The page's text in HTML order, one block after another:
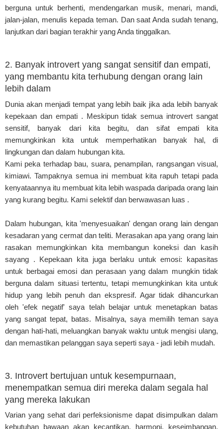
berguna untuk berhenti, mendengarkan musik, menari, mandi,
jalan-jalan, menulis kepada teman. Dan saat Anda sudah tenang,
lanjutkan dari bagian terakhir yang Anda tinggalkan.
2. Banyak introvert yang sangat sensitif dan empati,
yang membantu kita terhubung dengan orang lain
lebih dalam
Dunia akan menjadi tempat yang lebih baik jika ada lebih banyak
kepekaan dan empati . Meskipun tidak semua introvert sangat
sensitif, banyak dari kita begitu, dan sifat empati kita
memungkinkan kita untuk memperhatikan banyak hal, di
lingkungan dan dalam hubungan kita.
Kami peka terhadap bau, suara, penampilan, rangsangan visual,
kimiawi. Tampaknya semua ini membuat kita rapuh tetapi pada
kenyataannya itu membuat kita lebih waspada daripada orang lain
yang kurang begitu. Kami selektif dan berwawasan luas .
Dalam hubungan, kita 'menyesuaikan' dengan orang lain dengan
kesadaran yang cermat dan teliti. Merasakan apa yang orang lain
rasakan memungkinkan kita membangun koneksi dan kasih
sayang . Kepekaan kita juga berlaku untuk emosi: kapasitas
untuk berbagai emosi dan perasaan yang dalam mungkin tidak
berguna dalam situasi tertentu, tetapi memungkinkan kita untuk
hidup yang lebih penuh dan ekspresif. Agar tidak dihancurkan
oleh 'efek negatif' saya telah belajar untuk menetapkan batas
yang sangat tepat, batas. Misalnya, saya memilih teman saya
dengan hati-hati, meluangkan banyak waktu untuk mengisi ulang,
dan memastikan pelanggan saya seperti saya - jadi lebih mudah.
3. Introvert bertujuan untuk kesempurnaan,
menempatkan semua diri mereka dalam segala hal
yang mereka lakukan
Varian yang sehat dari perfeksionisme dapat disimpulkan dalam
kebutuhan bawaan akan kecantikan, harmoni, keseimbangan,